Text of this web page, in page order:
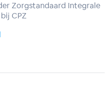
Zorgstandaard Integrale
CPZ